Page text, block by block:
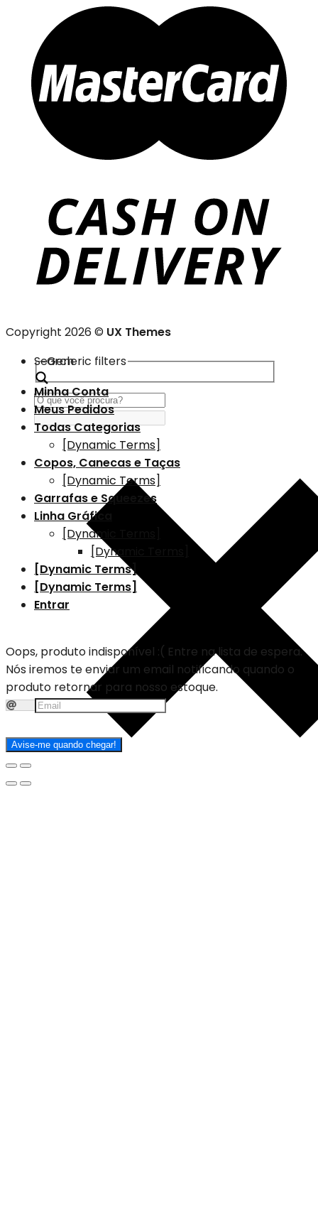
Copyright 2026 © UX Themes
Search
Generic filters
Minha Conta
Meus Pedidos
Todas Categorias
[Dynamic Terms]
Copos, Canecas e Taças
[Dynamic Terms]
Garrafas e Squeezes
Linha Gráfica
[Dynamic Terms]
[Dynamic Terms]
[Dynamic Terms]
[Dynamic Terms]
Entrar
Oops, produto indisponível :( Entre na lista de espera.
Nós iremos te enviar um email notificando quando o
produto retornar para nosso estoque.
Avise-me quando chegar!